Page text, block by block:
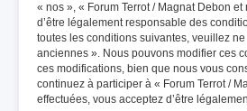
« nos », « Forum Terrot / Magnat Debon
d’être légalement responsable des
toutes les conditions suivantes, veuillez
anciennes ». Nous pouvons modifier ces
ces modifications, bien que nous vous
continuez à participer à « Forum Terrot /
effectuées, vous acceptez d’être